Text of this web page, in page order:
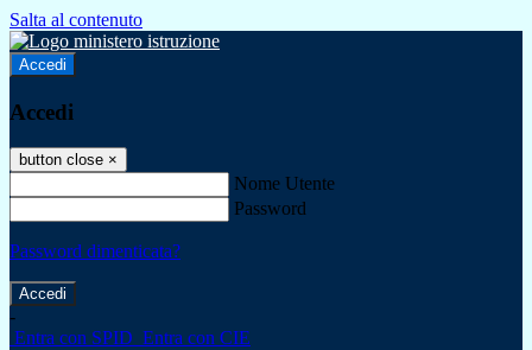
Salta al contenuto
Accedi
Accedi
button close ×
Nome Utente
Password
Password dimenticata?
-
Entra con SPID Entra con CIE